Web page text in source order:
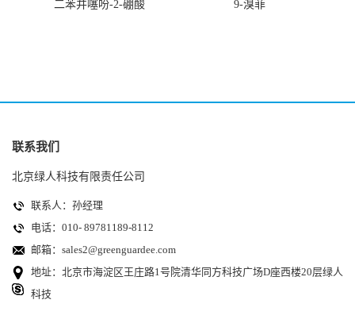
二苯并噻吩-2-硼酸 9-溴菲
联系我们
北京绿人科技有限责任公司
联系人：孙经理
电话：010- 89781189-8112
邮箱： sales2@greenguardee.com
地址：北京市海淀区王庄路1号院清华同方科技广场D座西楼20层绿人
科技